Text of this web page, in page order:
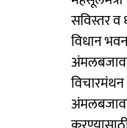
सविस्तर व
विधान
विचारमंथन